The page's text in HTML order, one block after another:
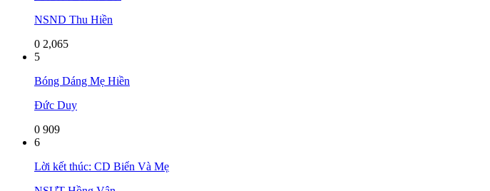
NSND Thu Hiền
0 2,065
5
Bóng Dáng Mẹ Hiền
Đức Duy
0 909
6
Lời kết thúc: CD Biển Và Mẹ